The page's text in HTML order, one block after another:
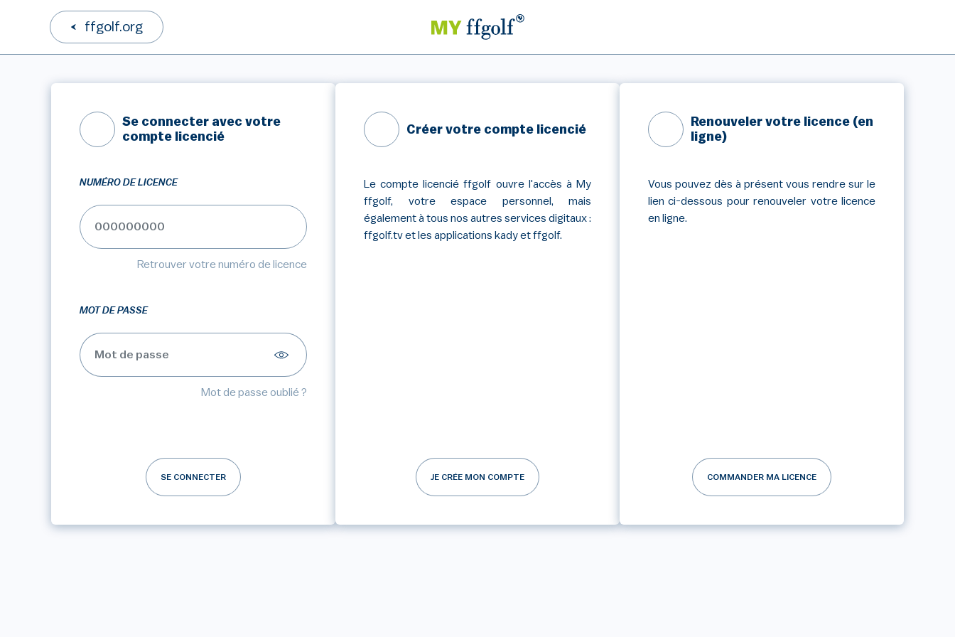
ffgolf.org
Se connecter avec votre
compte licencié
NUMÉRO DE LICENCE
Retrouver votre numéro de licence
MOT DE PASSE
Mot de passe oublié ?
SE CONNECTER
Créer votre compte licencié
Le compte licencié ffgolf ouvre l'accès à My
ffgolf, votre espace personnel, mais
également à tous nos autres services digitaux :
ffgolf.tv et les applications kady et ffgolf.
JE CRÉE MON COMPTE
Renouveler votre licence (en
ligne)
Vous pouvez dès à présent vous rendre sur le
lien ci-dessous pour renouveler votre licence
en ligne.
COMMANDER MA LICENCE